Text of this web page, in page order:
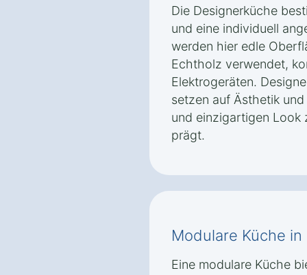
Die Designerküche
und eine individuell
werden hier edle
Echtholz verwendet,
Elektrogeräten.
setzen auf Ästhetik
und einzigartigen Look
prägt.
Modulare Küche
Eine modulare Küche